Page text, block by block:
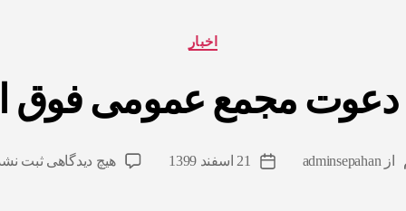
اخبار
دعوت مجمع عمومی فوق
از adminsepahan 21 اسفند 1399 هیچ دیدگاهیثبت